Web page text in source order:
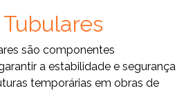
são componentes
a estabilidade e segurança
temporárias em obras de